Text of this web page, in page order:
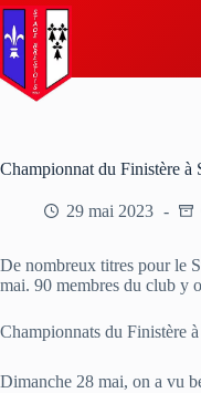
Championnat du Finistère à
29 mai 2023
De nombreux titres pour le
mai. 90 membres du club y
Championnats du Finistère
Dimanche 28 mai, on a vu